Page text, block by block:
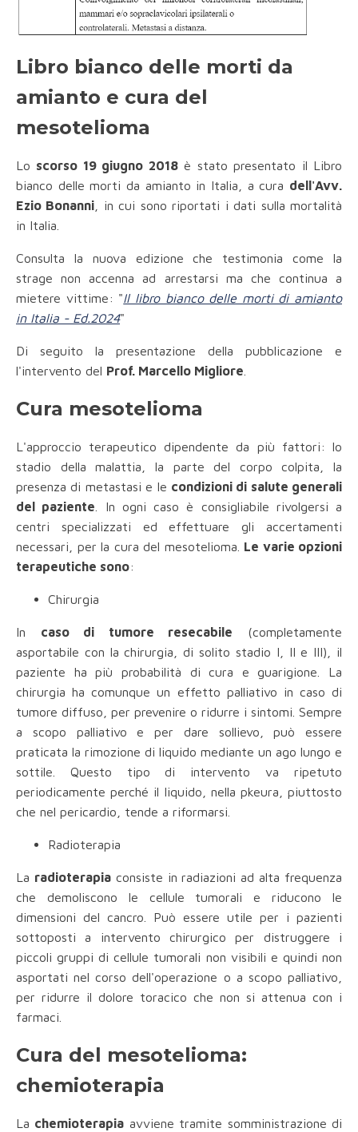
Libro bianco delle morti da
amianto e cura del
mesotelioma
Lo scorso 19 giugno 2018è stato presentato il Libro
bianco delle morti da amianto in Italia, a cura dell'Avv.
Ezio Bonanni , in cui sono riportati i dati sulla mortalità
in Italia.
Consulta la nuova edizione che testimonia come la
strage non accenna ad arrestarsi ma che continua a
mietere vittime: "Il libro bianco delle morti di amianto
in Italia - Ed.2024"
Di seguito la presentazione della pubblicazione e
l'intervento del Prof. Marcello Migliore
Cura mesotelioma
L'approccio terapeutico dipendente da più fattori: lo
stadio della malattia, la parte del corpo colpita, la
presenza di metastasi e le condizioni di salute generali
del paziente . In ogni caso è consigliabile rivolgersi a
centri specializzati ed effettuare gli accertamenti
necessari, per la cura del mesotelioma. Le varie opzioni
terapeutiche sono:
Chirurgia
In caso di tumore resecabile (completamente
asportabile con la chirurgia, di solito stadio I, II e III), il
paziente ha più probabilità di cura e guarigione. La
chirurgia ha comunque un effetto palliativo in caso di
tumore diffuso, per prevenire o ridurre i sintomi. Sempre
a scopo palliativo e per dare sollievo, può essere
praticata la rimozione di liquido mediante un ago lungo e
sottile. Questo tipo di intervento va ripetuto
periodicamente perché il liquido, nella pkeura, piuttosto
che nel pericardio, tende a riformarsi.
Radioterapia
La radioterapiaconsiste in radiazioni ad alta frequenza
che demoliscono le cellule tumorali e riducono le
dimensioni del cancro. Può essere utile per i pazienti
sottoposti a intervento chirurgico per distruggere i
piccoli gruppi di cellule tumorali non visibili e quindi non
asportati nel corso dell'operazione o a scopo palliativo,
per ridurre il dolore toracico che non si attenua con i
farmaci.
Cura del mesotelioma:
chemioterapia
La chemioterapia avviene tramite somministrazione di